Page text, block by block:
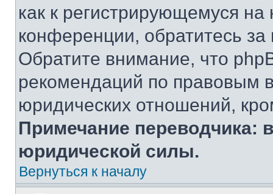
как к регистрирующемуся
конференции, обратитесь
Обратите внимание, что
рекомендаций по правовым
юридических отношений,
Примечание переводчика:
юридической силы.
Вернуться к началу